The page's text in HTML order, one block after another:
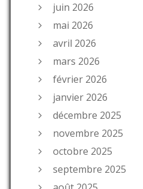
juin 2026
mai 2026
avril 2026
mars 2026
février 2026
janvier 2026
décembre 2025
novembre 2025
octobre 2025
septembre 2025